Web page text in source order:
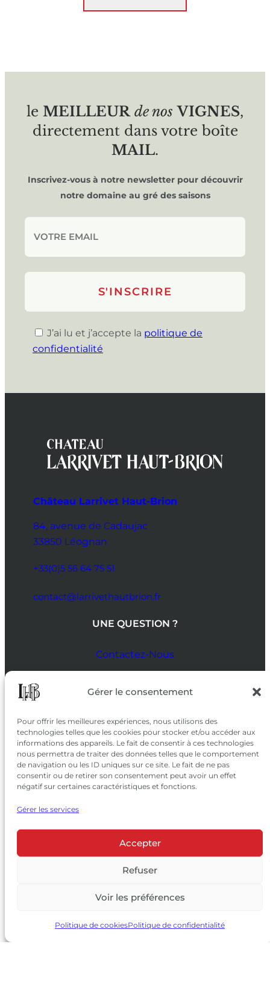
Gérer le consentement
Pour offrir les meilleures expériences, nous utilisons des
technologies telles que les cookies pour stocker et/ou accéder aux
informations des appareils. Le fait de consentir à ces technologies
nous permettra de traiter des données telles que le comportement
de navigation ou les ID uniques sur ce site. Le fait de ne pas
consentir ou de retirer son consentement peut avoir un effet
négatif sur certaines caractéristiques et fonctions.
Gérer les services
Accepter
Refuser
Voir les préférences
Politique de cookiesPolitique de confidentialité
le MEILLEUR de nos VIGNES,
directement dans votre boîte
MAIL.
Inscrivez-vous à notre newsletter pour découvrir
notre domaine au gré des saisons
J’ai lu et j’accepte la politique de
confidentialité
Château Larrivet Haut-Brion
84, avenue de Cadaujac
33850 Léognan
+33(0)5 56 64 75 51
contact@larrivethautbrion.fr
UNE QUESTION ?
Contactez-Nous
SUIVEZ-NOUS
SUR LES RÉSEAUX
© 2026 Château Larrivet Haut-Brion |
Mentions légales|Politique de confidentialité
|CGV
L’ABUS D’ALCOOL EST DANGEREUX POUR LA SANTÉ, À